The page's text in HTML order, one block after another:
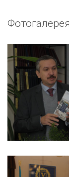
Фотогалерея